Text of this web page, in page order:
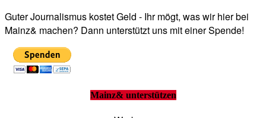
Guter Journalismus kostet Geld - Ihr mögt, was wir hier bei
Mainz& machen? Dann unterstützt uns mit einer Spende!
Mainz& unterstützen